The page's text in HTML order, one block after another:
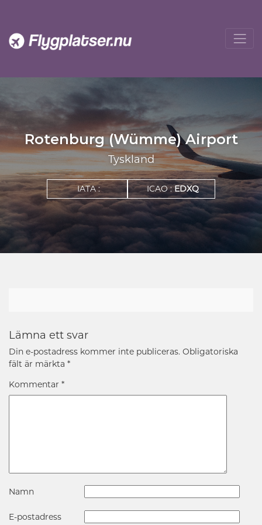
Rotenburg (Wümme) Airport
Tyskland
IATA : ICAO :EDXQ
Lämna ett svar
Din e-postadress kommer inte publiceras. Obligatoriska
fält är märkta *
Kommentar *
Namn
E-postadress